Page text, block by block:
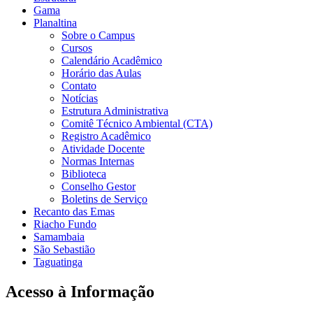
Gama
Planaltina
Sobre o Campus
Cursos
Calendário Acadêmico
Horário das Aulas
Contato
Notícias
Estrutura Administrativa
Comitê Técnico Ambiental (CTA)
Registro Acadêmico
Atividade Docente
Normas Internas
Biblioteca
Conselho Gestor
Boletins de Serviço
Recanto das Emas
Riacho Fundo
Samambaia
São Sebastião
Taguatinga
Acesso à Informação